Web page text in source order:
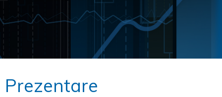
Prezentare